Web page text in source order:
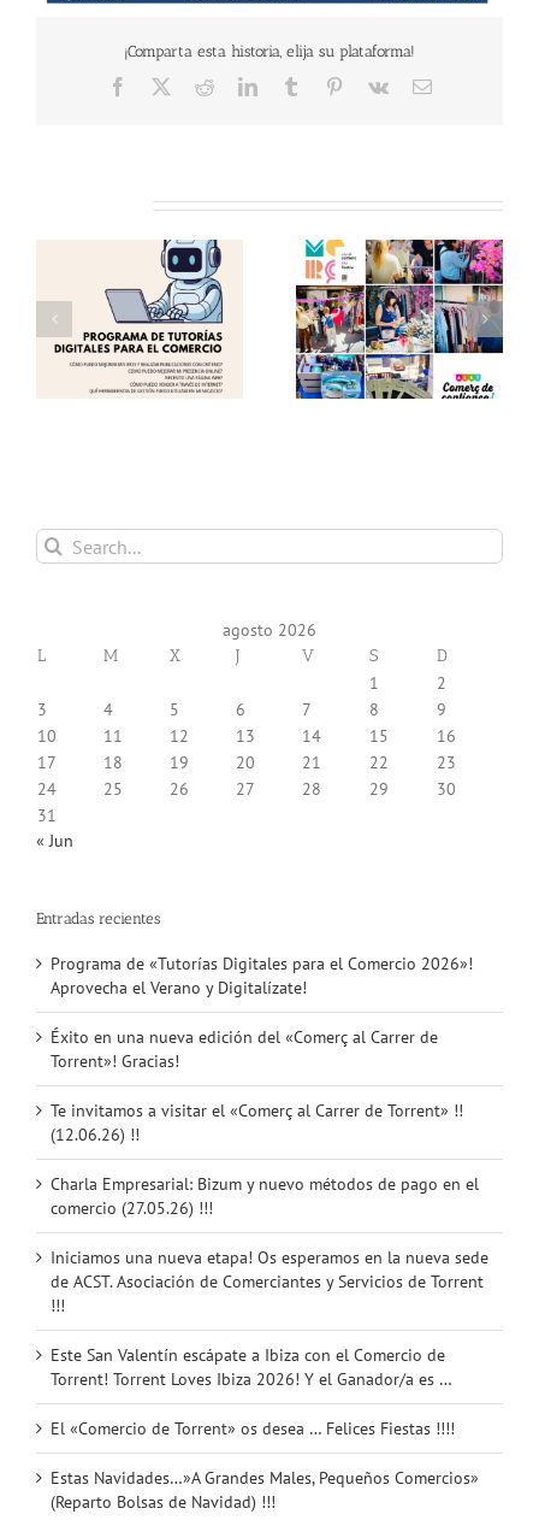
¡Comparta esta historia, elija su plataforma!
Facebook RedditLinkedInTumblr Pinterest
Vk Email
Éxito en una nueva
edición del «Comerç al
Carrer de Torrent»!
Gracias!
Te invitamos a visitar
el «Comerç al Carrer
de Torrent» !!
(12.06.26) !!
Search
for:
agosto 2026
L M X J V S D
1
2
3
4 5 6 7 8
9
10
11 12 13 14 15
16
17
18 19 20 21 22
23
24
25 26 27 28 29
30
31
« Jun
Entradas recientes
Programa de «Tutorías Digitales para el Comercio 2026»!
Aprovecha el Verano y Digitalízate!
Éxito en una nueva edición del «Comerç al Carrer de
Torrent»! Gracias!
Te invitamos a visitar el «Comerç al Carrer de Torrent» !!
(12.06.26) !!
Charla Empresarial: Bizum y nuevo métodos de pago en el
comercio (27.05.26) !!!
Iniciamos una nueva etapa! Os esperamos en la nueva sede
de ACST. Asociación de Comerciantes y Servicios de Torrent
!!!
Este San Valentín escápate a Ibiza con el Comercio de
Torrent! Torrent Loves Ibiza 2026! Y el Ganador/a es …
El «Comercio de Torrent» os desea … Felices Fiestas !!!!
Estas Navidades…»A Grandes Males, Pequeños Comercios»
(Reparto Bolsas de Navidad) !!!